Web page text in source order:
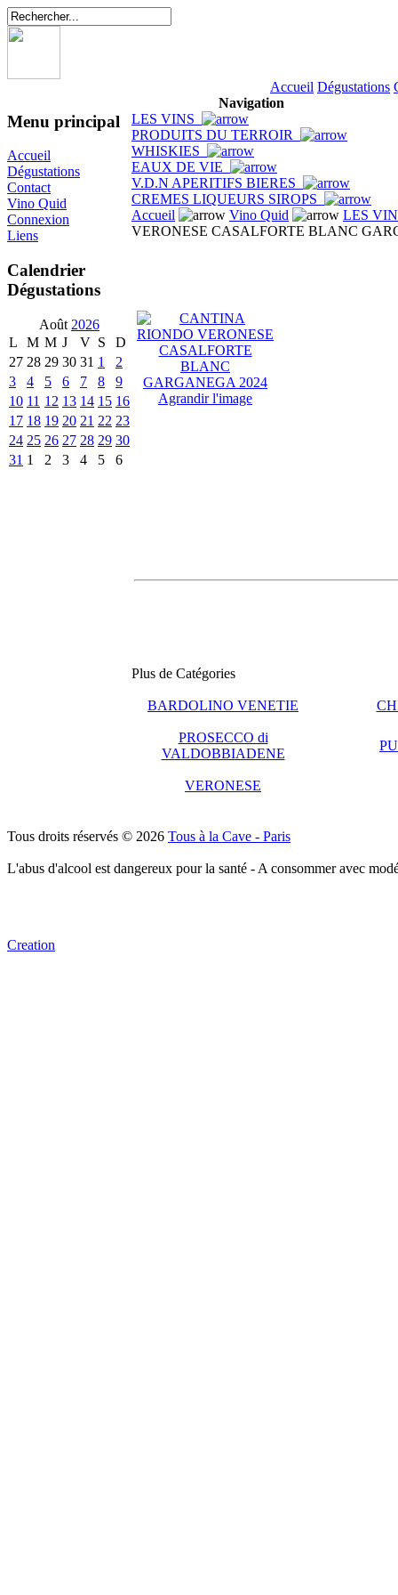
Accueil Dégustations
Menu principal
Accueil
Dégustations
Contact
Vino Quid
Connexion
Liens
Calendrier
Dégustations
Août 2026
L
M M J V S
D
27 28 29 30 31 1
2
3
4 5 6 7 8
9
10 11 12 13 14 15 16
17 18 19 20 21 22 23
24 25 26 27 28 29 30
31 1 2 3 4 5 6
Navigation
LES VINS
PRODUITS DU TERROIR
WHISKIES
EAUX DE VIE
V.D.N APERITIFS BIERES
CREMES LIQUEURS SIROPS
Accueil
Vino Quid
LES
VERONESE CASALFORTE BLANC
Agrandir l'image
Plus de Catégories
BARDOLINO VENETIE
PROSECCO di
VALDOBBIADENE
VERONESE
Tous droits réservés © 2026 Tous à la Cave - Paris
L'abus d'alcool est dangereux pour la santé - A consommer avec
Creation